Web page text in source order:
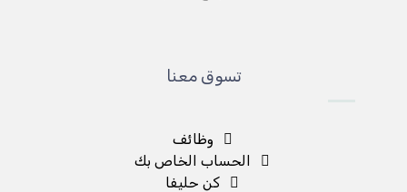
تسوق معنا
وظائف
الحساب الخاص بك
كن حليفا